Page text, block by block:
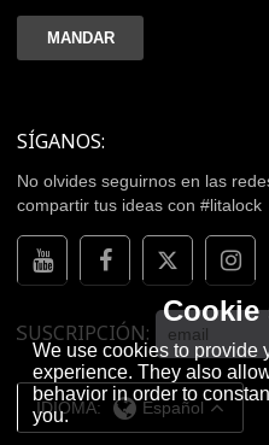
MANDAR
SÍGANOS:
No olvides seguirnos en las
compartir tus ideas con #litalock
SUSCRIPCIÓN
IDIOMA: Español
Cookie
We use cookies to provide
experience. They also
behavior in order to
you.